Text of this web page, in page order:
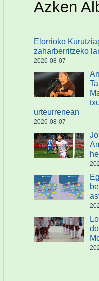
Azken
Elorrioko
zaharberritzeko
2026-08-07
urteurrenean
2026-08-07